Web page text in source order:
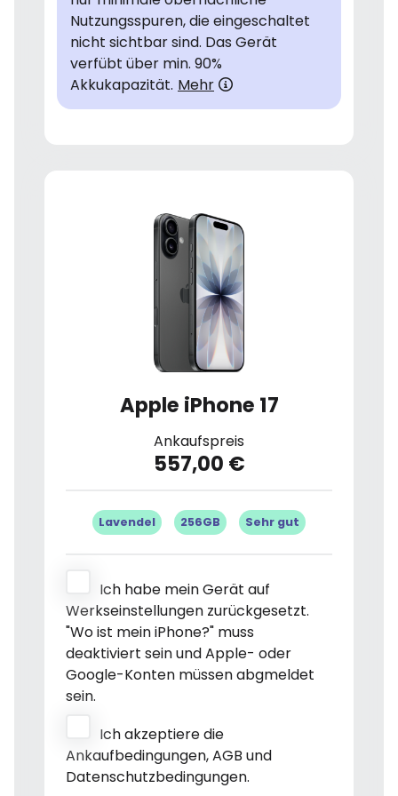
Nutzungsspuren, die eingeschaltet
nicht sichtbar sind. Das Gerät
verfübt über min. 90%
Akkukapazität. Mehr
Apple iPhone 17
Ankaufspreis
557,00 €
Lavendel 256GB Sehr gut
Ich habe mein Gerät auf
Werkseinstellungen zurückgesetzt.
"Wo ist mein iPhone?" muss
deaktiviert sein und Apple- oder
Google-Konten müssen abgmeldet
sein.
Ich akzeptiere die
Ankaufbedingungen, AGB und
Datenschutzbedingungen.